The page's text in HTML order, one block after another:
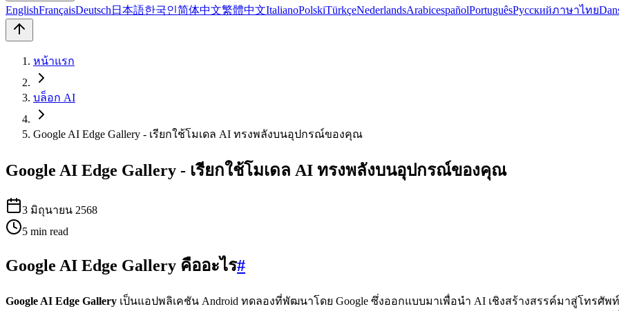
EnglishFrançaisDeutsch 日本語한국인简体中文繁體中文ItalianoPolskiTürkçeNederlandsArabicespañolPortuguêsРусскийภาษาไทย
หน้าแรก
บล็อก AI
Google AI Edge Gallery - เรียกใช้โมเดล AI ทรงพลังบนอุปกรณ์ของคุณ
Google AI Edge Gallery - เรียกใช้โมเดล AI ทรงพลังบนอุปกรณ์ของคุณ
3 มิถุนายน 2568
5 min read
Google AI Edge Gallery คืออะไร#
Google AI Edge Gallery เป็นแอปพลิเคชัน Android ทดลองที่พัฒนาโดย Google ซึ่งออกแบบมาเพื่อนำ AI เชิงสร้างสรรค์มาสู่โทรศั